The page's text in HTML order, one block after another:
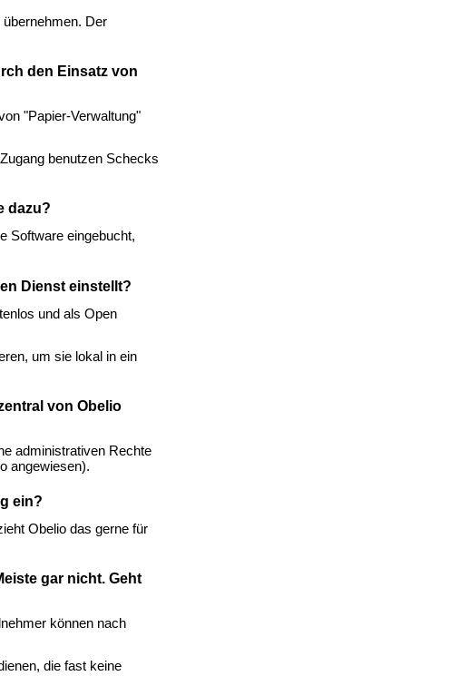
Der
den Einsatz von
"Papier-Verwaltung"
benutzen Schecks
dazu?
Software eingebucht,
Dienst einstellt?
und als Open
um sie lokal in ein
von Obelio
administrativen Rechte
angewiesen).
ein?
Obelio das gerne für
gar nicht. Geht
können nach
die fast keine